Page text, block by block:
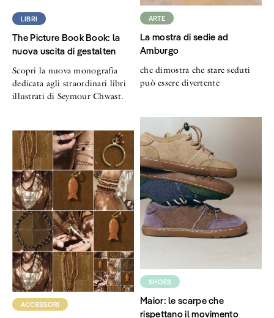
LIBRI
The Picture Book Book: la
nuova uscita di gestalten
Scopri la nuova monografia
dedicata agli straordinari libri
illustrati di Seymour Chwast.
ARTE
La mostra di sedie ad
Amburgo
che dimostra che stare seduti
può essere divertente
ACCESSORI
SHOES
Maior: le scarpe che
rispettano il movimento